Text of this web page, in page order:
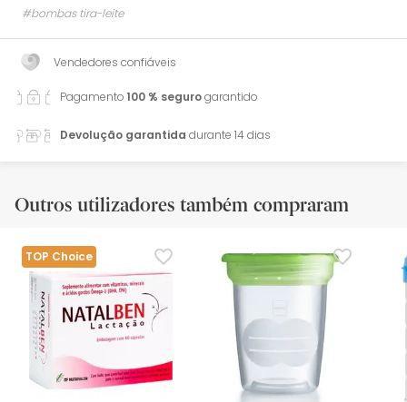
#bombas tira-leite
Vendedores confiáveis
Pagamento100 % segurogarantido
Devolução garantida durante 14 dias
Outros utilizadores também compraram
TOP Choice